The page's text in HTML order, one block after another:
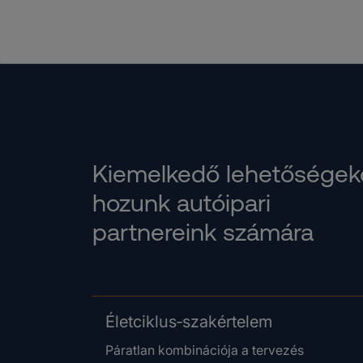
Kiemelkedő
hozunk autóipari
partnereink számára
Életciklus‑szakértelem
Páratlan kombinációja a tervezés